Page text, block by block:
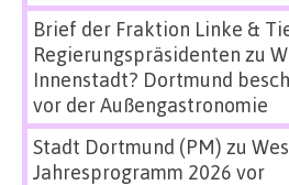
Brief der Fraktion Linke &
Regierungspräsidenten zu
Innenstadt? Dortmund
vor der Außengastronomie
Stadt Dortmund (PM) zu
Jahresprogramm 2026 vor